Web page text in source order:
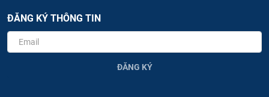
ĐĂNG KÝ THÔNG TIN
ĐĂNG KÝ